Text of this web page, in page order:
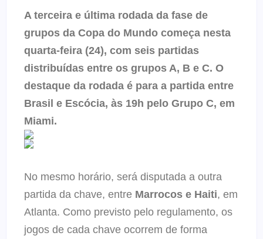
A terceira e última rodada da fase de
grupos da Copa do Mundo começa nesta
quarta-feira (24), com seis partidas
distribuídas entre os grupos A, B e C. O
destaque da rodada é para a partida entre
Brasil e Escócia, às 19h pelo Grupo C, em
Miami.
No mesmo horário, será disputada a outra
partida da chave, entre Marrocos e Haiti, em
Atlanta. Como previsto pelo regulamento, os
jogos de cada chave ocorrem de forma